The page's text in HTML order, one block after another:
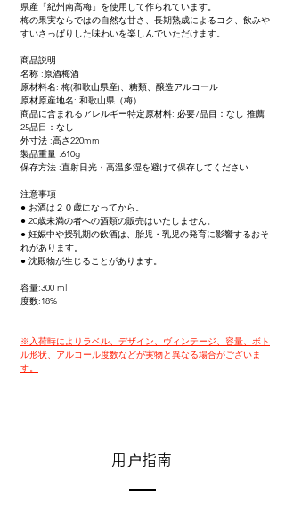
県産「紀州南高梅」を使用して作られています。
梅の果実ならではの自然な甘さ、長期熟成によるコク、飲みや
すいさっぱりした味わいを楽しんでいただけます。
商品説明
名称 :原酒梅酒
原材料名: 梅(和歌山県産)、糖類、醸造アルコール
原材原産地名: 和歌山県（梅）
商品に含まれるアレルギー特定原材料: 必要7品目：なし 推薦
25品目：なし
外寸法 :高さ220mm
製品重量 :610g
保存方法 :直射日光・高温多湿を避けて保存してください
注意事項
● お酒は２０歳になってから。
● 20歳未満の者への酒類の販売はいたしません。
● 妊娠中や授乳期の飲酒は、胎児・乳児の発育に影響するおそ
れがあります。
● 沈殿物が生じることがあります。
容量:300 ml
度数:18%
※入荷時によりラベル、デザイン、ヴィンテージ、容量、ボト
ル形状、アルコール度数などが実物と異なる場合がございま
す。
用户指南